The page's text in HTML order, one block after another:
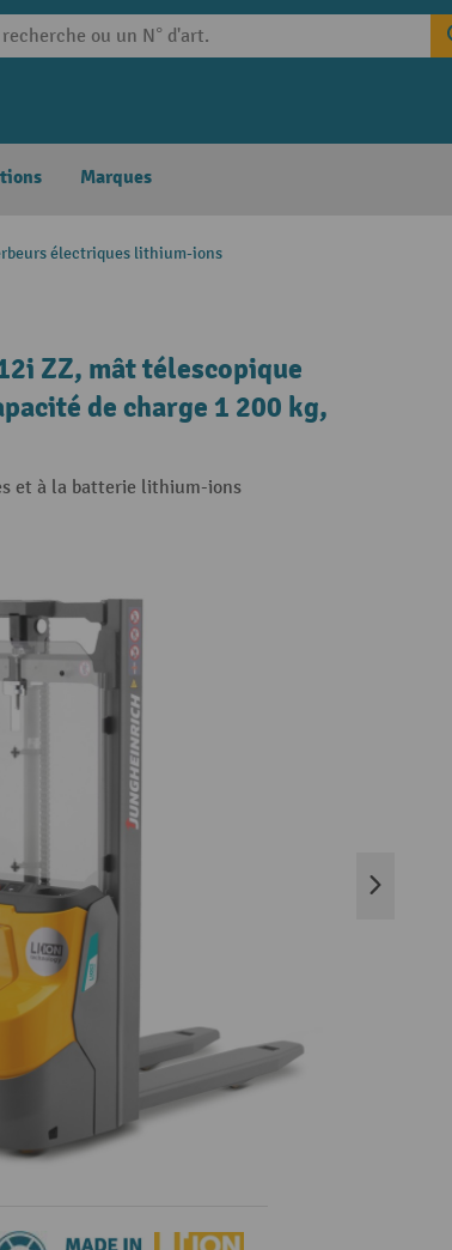
Marques
électriques lithium-ions
ZZ, mât télescopique
de charge 1 200 kg,
et à la batterie lithium-ions